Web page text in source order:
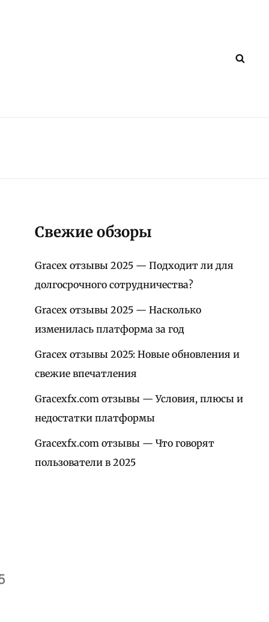
Свежие обзоры
Gracex отзывы 2025 — Подходит ли для
долгосрочного сотрудничества?
Gracex отзывы 2025 — Насколько
изменилась платформа за год
Gracex отзывы 2025: Новые обновления и
свежие впечатления
Gracexfx.com отзывы — Условия, плюсы и
недостатки платформы
Gracexfx.com отзывы — Что говорят
пользователи в 2025